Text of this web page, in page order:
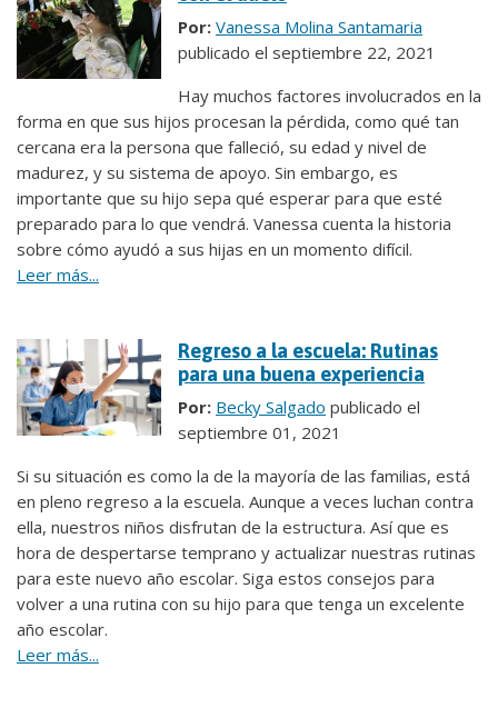
Por: Vanessa Molina Santamaria
publicado el septiembre 22, 2021
Hay muchos factores involucrados en la
forma en que sus hijos procesan la pérdida, como qué tan
cercana era la persona que falleció, su edad y nivel de
madurez, y su sistema de apoyo. Sin embargo, es
importante que su hijo sepa qué esperar para que esté
preparado para lo que vendrá. Vanessa cuenta la historia
sobre cómo ayudó a sus hijas en un momento difícil.
Leer más...
Regreso a la escuela: Rutinas
para una buena experiencia
Por: Becky Salgado publicado el
septiembre 01, 2021
Si su situación es como la de la mayoría de las familias, está
en pleno regreso a la escuela. Aunque a veces luchan contra
ella, nuestros niños disfrutan de la estructura. Así que es
hora de despertarse temprano y actualizar nuestras rutinas
para este nuevo año escolar. Siga estos consejos para
volver a una rutina con su hijo para que tenga un excelente
año escolar.
Leer más...